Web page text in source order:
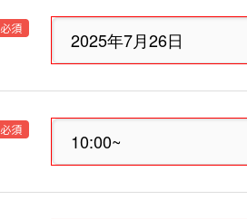
必須
必須